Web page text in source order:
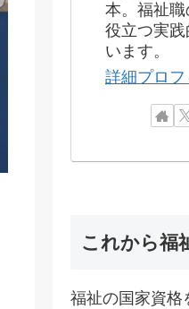
本。福祉
役立つ実
います。
詳細プロフ
これから福
福祉の国家資格